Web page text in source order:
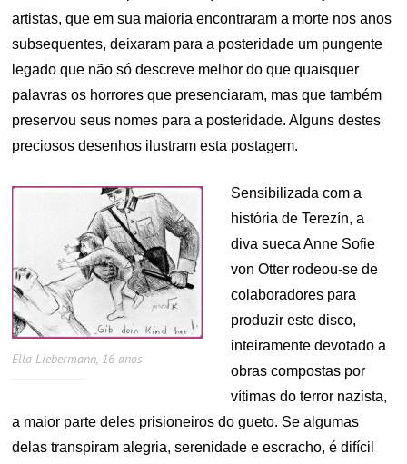
artistas, que em sua maioria encontraram a morte nos anos
subsequentes, deixaram para a posteridade um pungente
legado que não só descreve melhor do que quaisquer
palavras os horrores que presenciaram, mas que também
preservou seus nomes para a posteridade. Alguns destes
preciosos desenhos ilustram esta postagem.
Ella Liebermann, 16 anos
Sensibilizada com a
história de Terezín, a
diva sueca Anne Sofie
von Otter rodeou-se de
colaboradores para
produzir este disco,
inteiramente devotado a
obras compostas por
vítimas do terror nazista,
a maior parte deles prisioneiros do gueto. Se algumas
delas transpiram alegria, serenidade e escracho, é difícil